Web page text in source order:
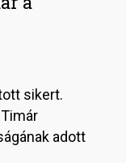
sikert.
adott